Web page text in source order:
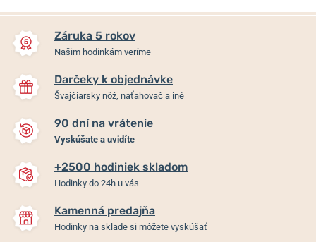
Záruka 5 rokov
Našim hodinkám veríme
Darčeky k objednávke
Švajčiarsky nôž, naťahovač a iné
90 dní na vrátenie
Vyskúšate a uvidíte
+2500 hodiniek skladom
Hodinky do 24h u vás
Kamenná predajňa
Hodinky na sklade si môžete vyskúšať